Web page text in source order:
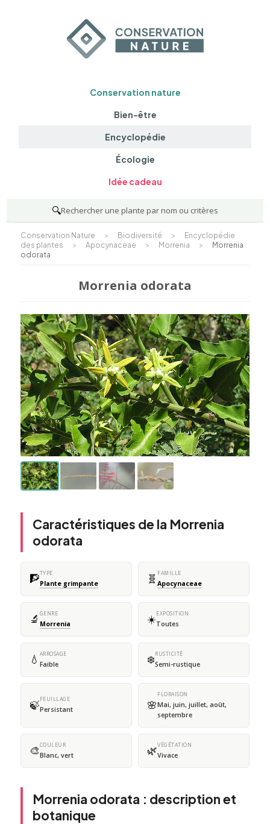
Conservation nature
Bien-être
Encyclopédie
Écologie
Idée cadeau
🔍Rechercher une plante par nom ou critères
Conservation Nature > Biodiversité >
Encyclopédie
des plantes
> Apocynaceae > Morrenia >
Morrenia
odorata
Morrenia odorata
Caractéristiques de la Morrenia
odorata
🧗TYPE
Plante grimpante 🧬 FAMILLE
Apocynaceae
🔬 GENRE
Morrenia ☀️EXPOSITION
Toutes
💧 ARROSAGE
Faible ❄️RUSTICITÉ
Semi-rustique
🍃FEUILLAGE
Persistant 🌸
FLORAISON
Mai, juin, juillet, août,
septembre
🎨COULEUR
Blanc, vert 🌿VÉGÉTATION
Vivace
Morrenia odorata : description et
botanique